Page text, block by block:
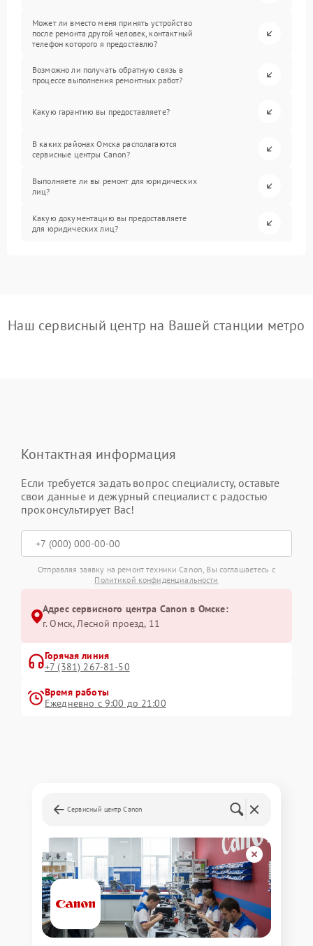
Может ли вместо меня принять устройство
после ремонта другой человек, контактный
телефон которого я предоставлю?
Возможно ли получать обратную связь в
процессе выполнения ремонтных работ?
Какую гарантию вы предоставляете?
В каких районах Омска располагаются
сервисные центры Canon?
Выполняете ли вы ремонт для юридических
лиц?
Какую документацию вы предоставляете
для юридических лиц?
Наш сервисный центр на Вашей станции метро
Контактная информация
Если требуется задать вопрос специалисту, оставьте
свои данные и дежурный специалист с радостью
проконсультирует Вас!
Отправляя заявку на ремонт техники Canon, Вы соглашаетесь с
Политикой конфиденциальности
Адрес сервисного центра Canon в Омске:
г. Омск, ​Лесной проезд, 11
Горячая линия
+7 (381) 267-81-50
Время работы
Ежедневно с 9:00 до 21:00
Сервисный центр Canon